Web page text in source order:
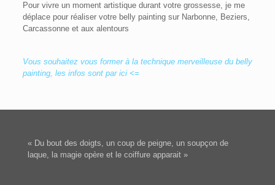
Pour vivre un moment artistique durant votre grossesse, je me
déplace pour réaliser votre belly painting sur Narbonne, Beziers,
Carcassonne et aux alentours
Vous souhaitez vous former à la technique merveilleuse du belly
painting, les infos sont par ici <=
« Du bout des doigts, un coup de peigne, un soupçon de
laque, la magie opère et le coiffure apparait »